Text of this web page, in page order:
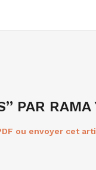
PAR RAMA
ou envoyer cet